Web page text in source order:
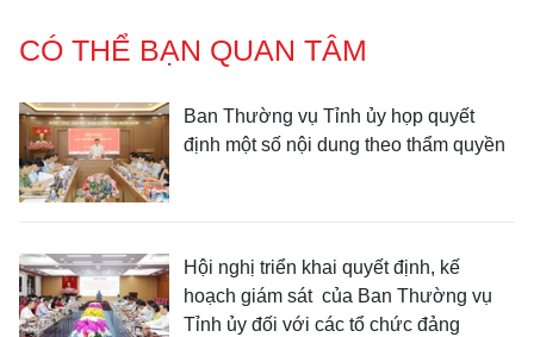
CÓ THỂ BẠN QUAN TÂM
Ban Thường vụ Tỉnh ủy họp quyết
định một số nội dung theo thẩm quyền
Hội nghị triển khai quyết định, kế
hoạch giám sát của Ban Thường vụ
Tỉnh ủy đối với các tổ chức đảng